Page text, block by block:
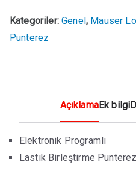
Kategoriler:Genel , Mauser
Punterez
AçıklamaEk bilgi
Elektronik Programlı
Lastik Birleştirme